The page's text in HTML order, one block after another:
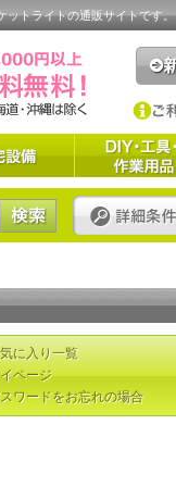
ットライトの通販サイトです。
に入り一覧
ページ
ワードをお忘れの場合